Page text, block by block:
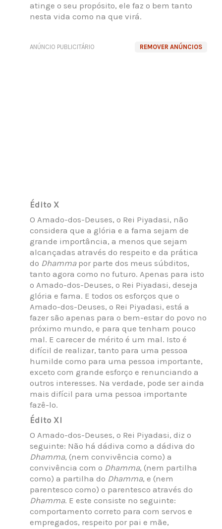
atinge o seu propósito, ele faz o bem tanto
nesta vida como na que virá.
REMOVER ANÚNCIOS
ANÚNCIO PUBLICITÁRIO
Édito X
O Amado-dos-Deuses, o Rei Piyadasi, não
considera que a glória e a fama sejam de
grande importância, a menos que sejam
alcançadas através do respeito e da prática
do Dhammapor parte dos meus súbditos,
tanto agora como no futuro. Apenas para isto
o Amado-dos-Deuses, o Rei Piyadasi, deseja
glória e fama. E todos os esforços que o
Amado-dos-Deuses, o Rei Piyadasi, está a
fazer são apenas para o bem-estar do povo no
próximo mundo, e para que tenham pouco
mal. E carecer de mérito é um mal. Isto é
difícil de realizar, tanto para uma pessoa
humilde como para uma pessoa importante,
exceto com grande esforço e renunciando a
outros interesses. Na verdade, pode ser ainda
mais difícil para uma pessoa importante
fazê-lo.
Édito XI
O Amado-dos-Deuses, o Rei Piyadasi, diz o
seguinte: Não há dádiva como a dádiva do
Dhamma, (nem convivência como) a
convivência com o Dhamma, (nem partilha
como) a partilha do Dhamma, e (nem
parentesco como) o parentesco através do
Dhamma. E este consiste no seguinte:
comportamento correto para com servos e
empregados, respeito por pai e mãe,